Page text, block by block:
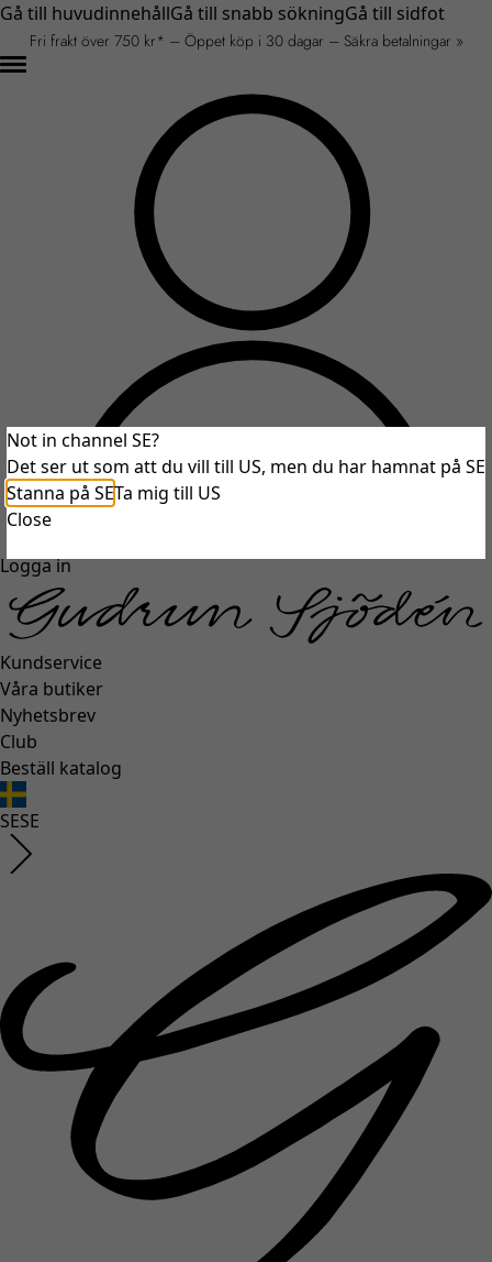
Gå till huvudinnehållGå till snabb sökningGå till sidfot
Fri frakt över 750 kr* – Öppet köp i 30 dagar – Säkra betalningar »
Logga in
Kundservice
Våra butiker
Nyhetsbrev
Club
Beställ katalog
SESE
Not in channel SE?
Det ser ut som att du vill till US, men du har hamnat på SE
Stanna på SETa mig till US
Close
An unexpected error occurred.
unexpectederror.buttontext